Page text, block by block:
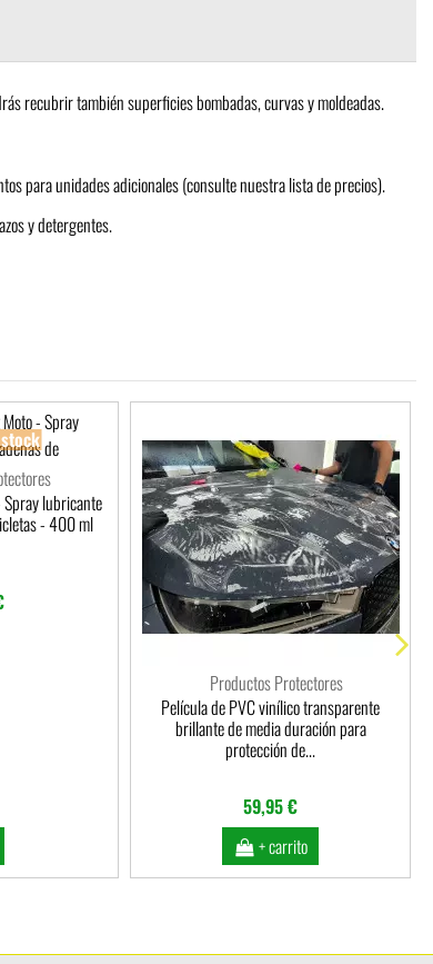
recubrir también superficies bombadas, curvas y moldeadas.
para unidades adicionales (consulte nuestra lista de precios).
y detergentes.
lubricante
- 400 ml
Productos Protectores
Película de PVC vinílico transparente
brillante de media duración para
protección de...
59,95 €
+ carrito